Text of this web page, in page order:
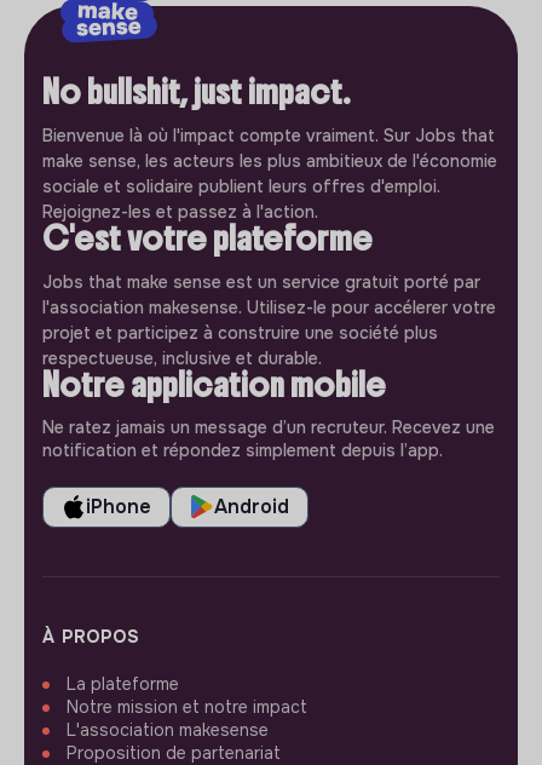
No bullshit, just impact.
Bienvenue là où l'impact compte vraiment. Sur Jobs that
make sense, les acteurs les plus ambitieux de l'économie
sociale et solidaire publient leurs offres d'emploi.
Rejoignez-les et passez à l'action.
C'est votre plateforme
Jobs that make sense est un service gratuit porté par
l'association makesense. Utilisez-le pour accélerer votre
projet et participez à construire une société plus
respectueuse, inclusive et durable.
Notre application mobile
Ne ratez jamais un message d’un recruteur. Recevez une
notification et répondez simplement depuis l’app.
iPhone Android
À PROPOS
La plateforme
Notre mission et notre impact
L'association makesense
Proposition de partenariat